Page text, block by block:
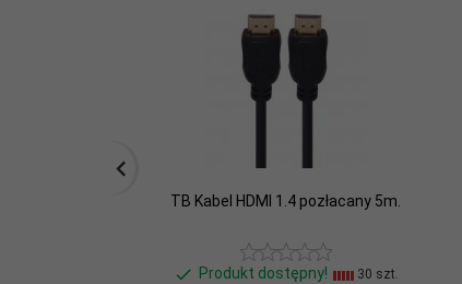
TB Kabel HDMI 1.4 pozłacany 5m.
Produkt dostępny! 30 szt.